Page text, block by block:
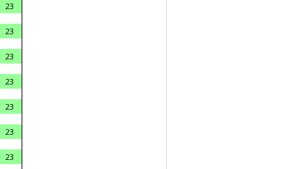
23
23
23
23
23
23
23